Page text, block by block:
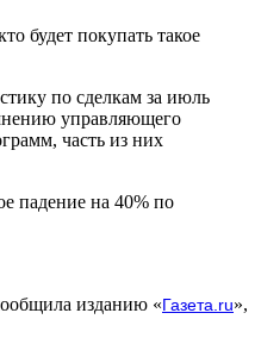
будет покупать такое
по сделкам за июль
управляющего
часть из них
падение на 40% по
изданию «Газета.ru»,